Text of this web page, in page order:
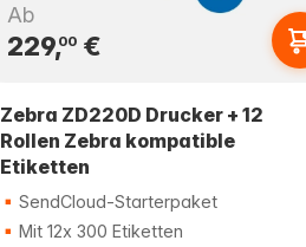
Ab
229,00 €
Zebra ZD220D Drucker + 12
Rollen Zebra kompatible
Etiketten
SendCloud-Starterpaket
Mit 12x 300 Etiketten